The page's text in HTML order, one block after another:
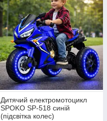
Дитячий електромотоцикл
SPOKO SP-518 синій
(підсвітка колес)